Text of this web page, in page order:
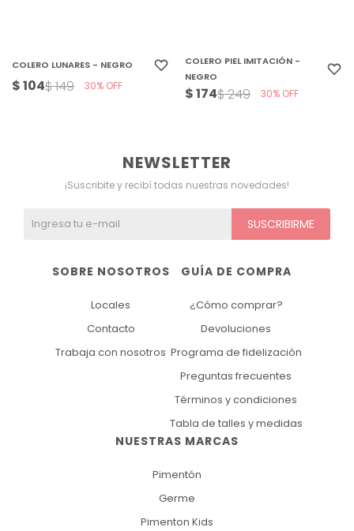
COLERO LUNARES - NEGRO
$104$149 30
COLERO PIEL IMITACIÓN -
NEGRO
$174$249 30
NUESTRAS MARCAS
Pimentón
Germe
Pimenton Kids
GUÍA DE COMPRA
¿Cómo comprar?
Devoluciones
Programa de fidelización
Preguntas frecuentes
Términos y condiciones
Tabla de talles y medidas
SOBRE NOSOTROS
Locales
Contacto
Trabaja con nosotros
NEWSLETTER
¡Suscribite y recibí todas nuestras novedades!
SUSCRIBIRME